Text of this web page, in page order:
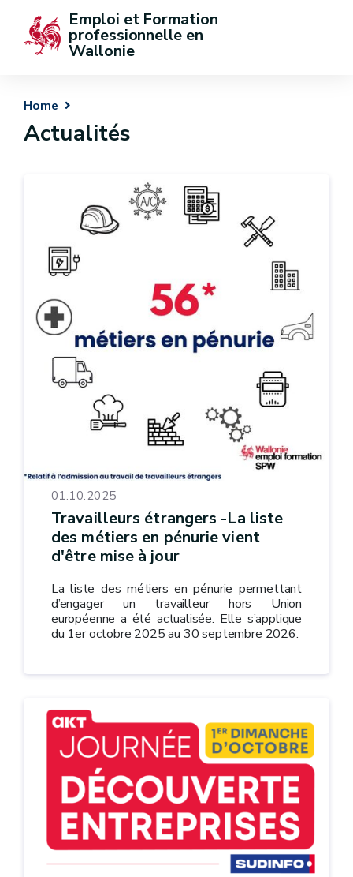
Emploi et Formation
professionnelle en
Wallonie
Home
Actualités
01.10.2025
Travailleurs étrangers -La liste
des métiers en pénurie vient
d'être mise à jour
La liste des métiers en pénurie permettant
d’engager un travailleur hors Union
européenne a été actualisée. Elle s’applique
du 1er octobre 2025 au 30 septembre 2026.